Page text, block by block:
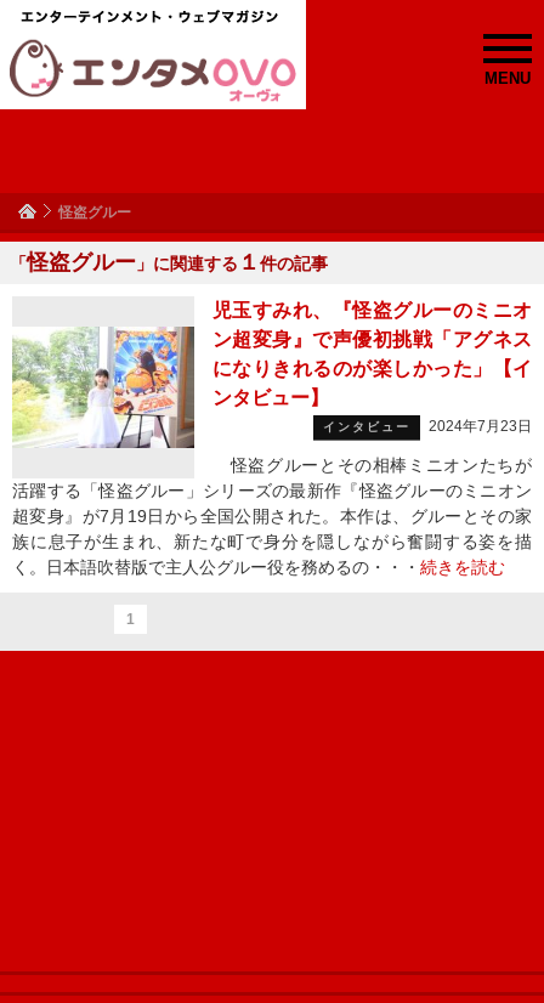
MENU
怪盗グルー
「怪盗グルー 」に関連する １ 件の記事
児玉すみれ、『怪盗グルーのミニオ
ン超変身』で声優初挑戦「アグネス
になりきれるのが楽しかった」【イ
ンタビュー】
インタビュー 2024年7月23日
怪盗グルーとその相棒ミニオンたちが
活躍する「怪盗グルー」シリーズの最新作『怪盗グルーのミニオン
超変身』が7月19日から全国公開された。本作は、グルーとその家
族に息子が生まれ、新たな町で身分を隠しながら奮闘する姿を描
く。日本語吹替版で主人公グルー役を務めるの・・・ 続きを読む
1